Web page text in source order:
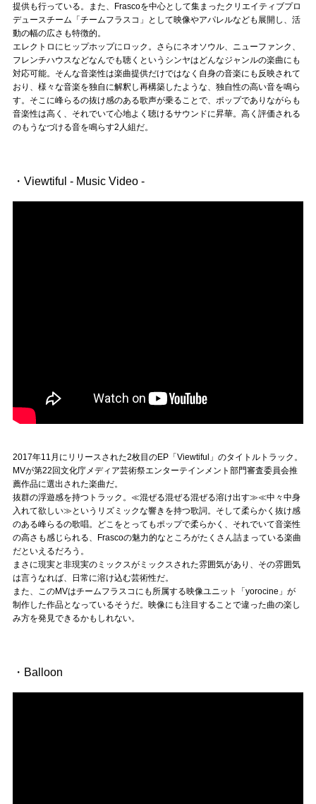
muevoクラウドファンディング
muevoコミュニティ
ぶいクラ！by muevo
ぶいコミュ！by muevo
ぶいマガ！ by muevo
Follow us
提供も行っている。また、Frascoを中心として集まったクリエイティブプロ
デュースチーム「チームフラスコ」として映像やアパレルなども展開し、活
動の幅の広さも特徴的。
エレクトロにヒップホップにロック。さらにネオソウル、ニューファンク、
フレンチハウスなどなんでも聴くというシンヤはどんなジャンルの楽曲にも
対応可能。そんな音楽性は楽曲提供だけではなく自身の音楽にも反映されて
おり、様々な音楽を独自に解釈し再構築したような、独自性の高い音を鳴ら
す。そこに峰らるの抜け感のある歌声が乗ることで、ポップでありながらも
音楽性は高く、それでいて心地よく聴けるサウンドに昇華。高く評価される
のもうなづける音を鳴らす2人組だ。
・Viewtiful - Music Video -
2017年11月にリリースされた2枚目のEP「Viewtiful」のタイトルトラック。
MVが第22回文化庁メディア芸術祭エンターテインメント部門審査委員会推
薦作品に選出された楽曲だ。
抜群の浮遊感を持つトラック。≪混ぜる混ぜる混ぜる溶け出す≫≪中々中身
入れて欲しい≫というリズミックな響きを持つ歌詞。そして柔らかく抜け感
のある峰らるの歌唱。どこをとってもポップで柔らかく、それでいて音楽性
の高さも感じられる、Frascoの魅力的なところがたくさん詰まっている楽曲
だといえるだろう。
まさに現実と非現実のミックスがミックスされた雰囲気があり、その雰囲気
は言うなれば、日常に溶け込む芸術性だ。
また、このMVはチームフラスコにも所属する映像ユニット「yorocine」が
制作した作品となっているそうだ。映像にも注目することで違った曲の楽し
み方を発見できるかもしれない。
・Balloon